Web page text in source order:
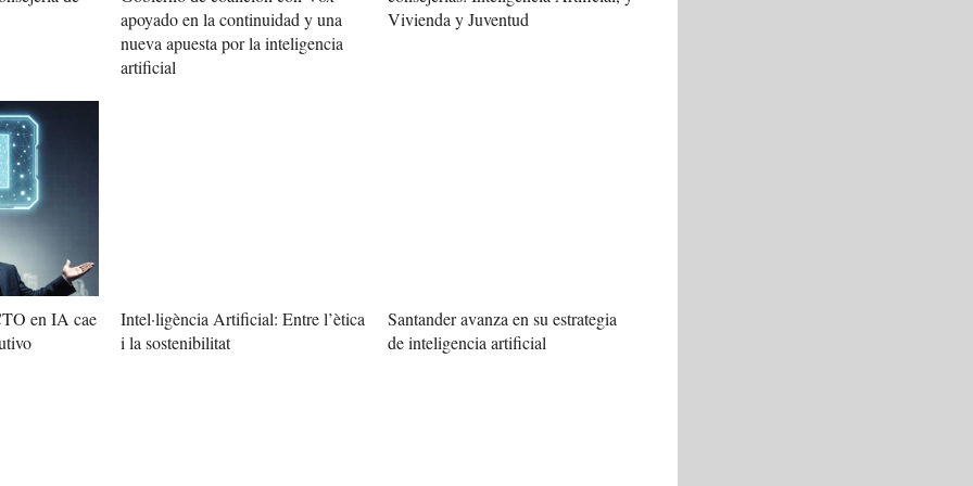
apoyado en la continuidad y una
nueva apuesta por la inteligencia
artificial
Vivienda y Juventud
en IA cae
Intel·ligència Artificial: Entre l’ètica
i la sostenibilitat
Santander avanza en su estrategia
de inteligencia artificial